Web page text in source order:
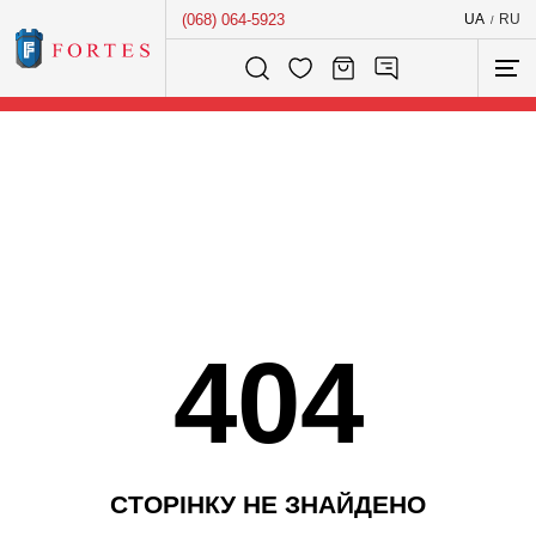
(068) 064-5923 UA / RU
Розумний пошук...
404
СТОРІНКУ НЕ ЗНАЙДЕНО